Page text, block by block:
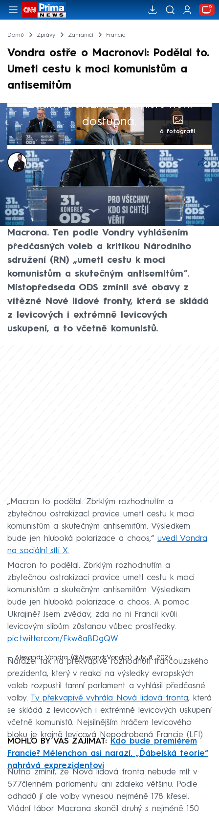
Domů Zprávy Zahraničí Francie
Vondra ostře o Macronovi: Podělal to.
Umetl cestu k moci komunistům a
antisemitům
Žádná položka z playlistu není
dostupná.
6 fotografií
Marek Veselý
8. čvc 2024, 11:34
Europoslanec Alexandr Vondra (ODS) se na
sociálních sítích ostře pustil do
francouzského prezidenta Emmanuela
Macrona. Ten podle Vondry vyhlášením
předčasných voleb a kritikou Národního
sdružení (RN) „umetl cestu k moci
komunistům a skutečným antisemitům“.
Místopředseda ODS zmínil své obavy z
vítězné Nové lidové fronty, která se skládá
z levicových i extrémně levicových
uskupení, a to včetně komunistů.
„Macron to podělal. Zbrklým rozhodnutím a
zbytečnou ostrakizací pravice umetl cestu k moci
komunistům a skutečným antisemitům. Výsledkem
bude jen hluboká polarizace a chaos,“ uvedl Vondra
na sociální síti X.
Macron to podělal. Zbrklým rozhodnutím a
zbytečnou ostrakizaci pravice umetl cestu k moci
komunistům a skutečným antisemitům. Výsledkem
bude jen hluboká polarizace a chaos. A pomoc
Ukrajině? Jsem zvědav, zda na ni Francii kvůli
levicovým slibům zůstanou vůbec prostředky.
pic.twitter.com/Fkw8aBDgQW
— Alexandr Vondra (@AlexandrVondra) July 8, 2024
Narážel tak na překvapivé rozhodnutí francouzského
prezidenta, který v reakci na výsledky evropských
voleb rozpustil tamní parlament a vyhlásil předčasné
volby. Ty překvapivě vyhrála Nová lidová fronta, která
se skládá z levicových i extrémně levicových uskupení
včetně komunistů. Nejsilnějším hráčem levicového
bloku je krajně levicová Nepodrobená Francie (LFI).
MOHLO BY VÁS ZAJÍMAT:
Kdo bude premiérem
Francie? Mélenchon asi narazí. „Ďábelská teorie“
nahrává exprezidentovi
Nutno zmínit, že Nová lidová fronta nebude mít v
577členném parlamentu ani zdaleka většinu. Podle
odhadů jí ale volby vynesou nejméně 178 křesel.
Vládní tábor Macrona skončil druhý s nejméně 150